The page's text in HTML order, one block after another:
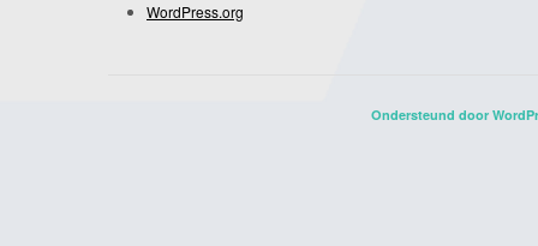
WordPress.org
Ondersteund door